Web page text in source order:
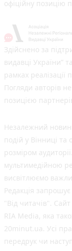
офіційну позицію
Здійснено за
видавці України”
рамках реалізації
Погляди авторів
позицією
Незалежний
подій у Вінниці
розміром
мультимедійною
висвітлюємо
Редакція
"Від читачів".
RIA Media, яка
20minut.ua. Усі
передрук чи